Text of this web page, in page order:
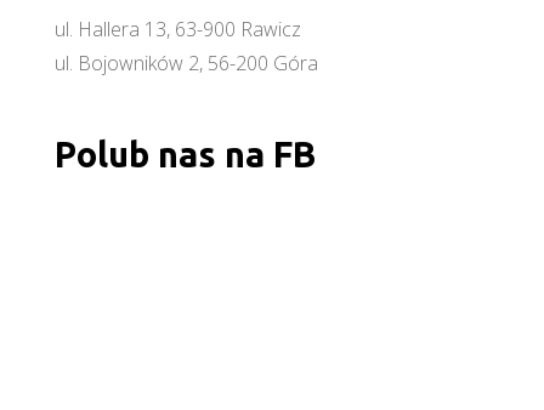
ul. Hallera 13, 63-900 Rawicz
ul. Bojowników 2, 56-200 Góra
Polub nas na FB